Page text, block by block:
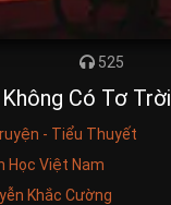
525
Có Tơ Trời
- Tiểu Thuyết
Học Việt Nam
Khắc Cường